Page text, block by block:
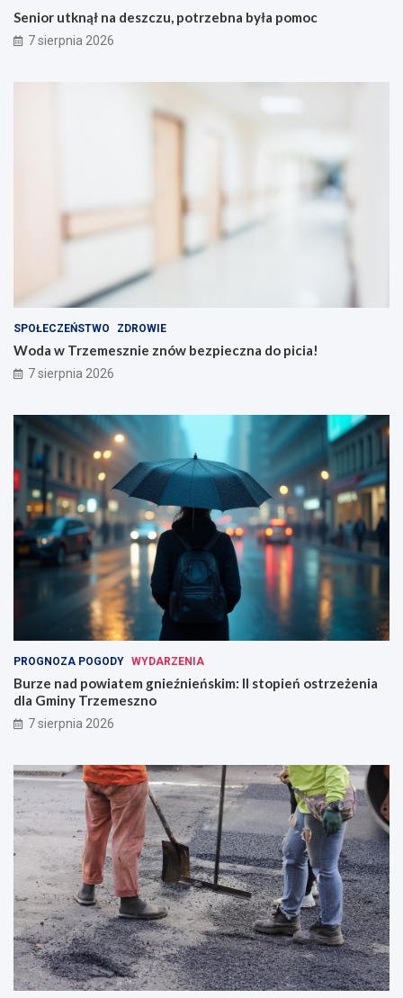
Senior utknął na deszczu, potrzebna była pomoc
7 sierpnia 2026
SPOŁECZEŃSTWO ZDROWIE
Woda w Trzemesznie znów bezpieczna do picia!
7 sierpnia 2026
PROGNOZA POGODY WYDARZENIA
Burze nad powiatem gnieźnieńskim: II stopień ostrzeżenia
dla Gminy Trzemeszno
7 sierpnia 2026